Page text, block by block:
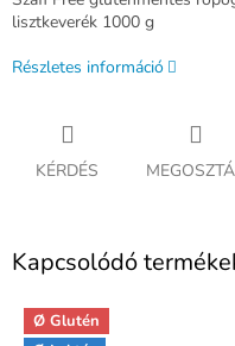
lisztkeverék 1000 g
Részletes információ
KÉRDÉS
Kapcsolódó
Ø Glutén